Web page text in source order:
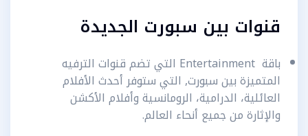
قنوات بين سبورت الجديدة
باقة Entertainment التي تضم قنوات الترفيه
المتميزة بين سبورت, التي ستوفر أحدث الأفلام
العائلية، الدرامية، الرومانسية وأفلام الأكشن
والإثارة من جميع أنحاء العالم.